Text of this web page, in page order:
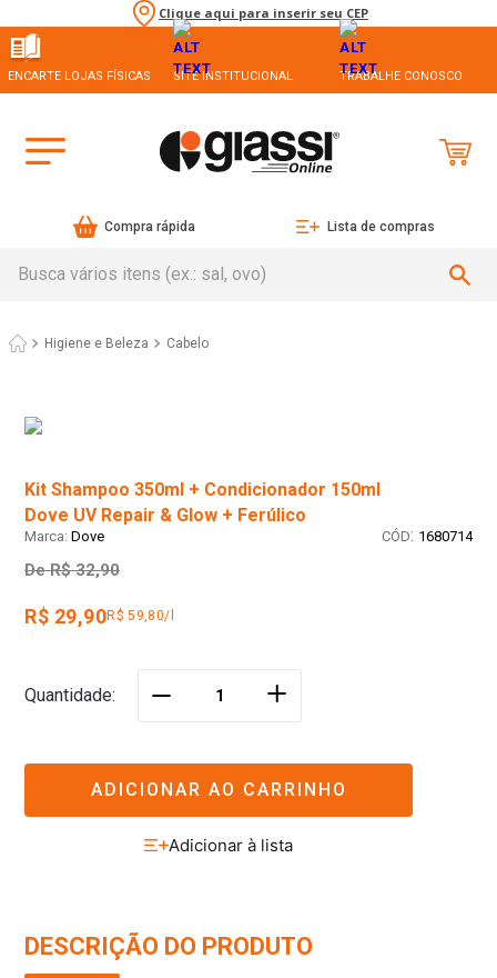
Clique aqui para inserir seu CEP
ENCARTE LOJAS FÍSICAS SITE INSTITUCIONAL TRABALHE CONOSCO
Compra rápida Lista de compras
Higiene e Beleza Cabelo
Kit Shampoo 350ml + Condicionador 150ml
Dove UV Repair & Glow + Ferúlico
Dove : 1680714
De R$ 32,90
R$ 29,90R$ 59,80/l
Quantidade ＋
ADICIONAR AO CARRINHO
DESCRIÇÃO DO PRODUTO